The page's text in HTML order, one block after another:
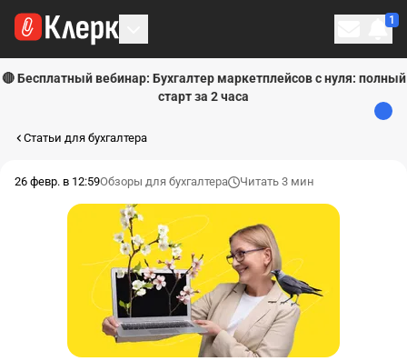
1
🔴 Бесплатный вебинар: Бухгалтер маркетплейсов с нуля: полный
старт за 2 часа
Статьи для бухгалтера
26 февр. в 12:59Обзоры для бухгалтера Читать 3 мин